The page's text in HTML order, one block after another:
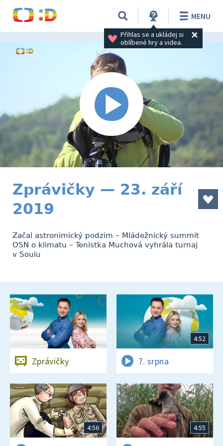
Přihlas se a ukládej si
oblíbené hry a videa.
MENU
Zprávičky — 23. září
2019
Začal astronimický podzim – Mládežnický summit
OSN o klimatu – Tenistka Muchová vyhrála turnaj
v Soulu
Zprávičky
4:52
7. srpna
4:56 4:55